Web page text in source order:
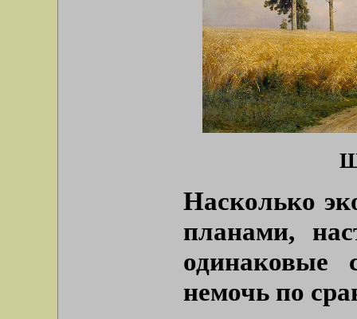
Насколько
планами,
немочь по